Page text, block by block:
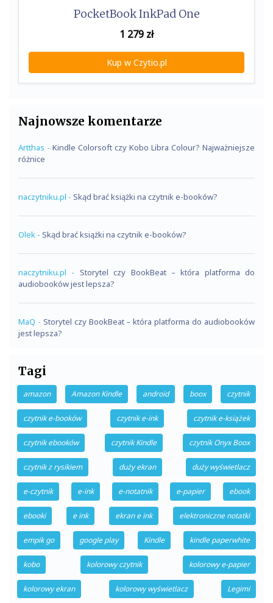
PocketBook InkPad One
1 279 zł
Kup w Czytio.pl
Najnowsze komentarze
Artthas - Kindle Colorsoft czy Kobo Libra Colour? Najważniejsze
różnice
naczytniku.pl - Skąd brać książki na czytnik e-booków?
Olek - Skąd brać książki na czytnik e-booków?
naczytniku.pl - Storytel czy BookBeat – która platforma do
audiobooków jest lepsza?
MaQ - Storytel czy BookBeat – która platforma do audiobooków
jest lepsza?
Tagi
amazon Amazon Kindle android boox czytnik
czytnik e-booków czytnik e-ink czytnik e-książek
czytnik ebooków czytnik Kindle czytnik Onyx Boox
czytnik z rysikiem duży ekran duży wyświetlacz
e-czytnik e-ink e-notatnik e-papier ebook
ebooki e ink ekran e ink elektroniczne notatki
empik go google play Kindle kindle paperwhite
kobo kolorowy czytnik kolorowy e-papier
kolorowy ekran kolorowy wyświetlacz Legimi